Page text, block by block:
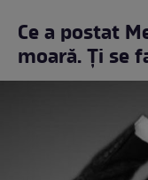
Ce a postat
moară. Ți se